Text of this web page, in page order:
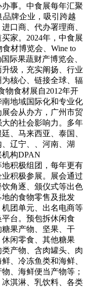
事。中食展每年汇聚
品牌企业，吸引跨越
口商、代办署理商、
家。2024年，中食展
材博览会、Wine to
际果蔬财产博览会、
级，充实阐扬、行业
核心、链接全球、辐
物食材展自2012年开
地域国际化和专业化
会从办方，广州市贸
的社会影响力。多年
、马来西亚、泰国、
辽宁、、河南、湖
构DPAN
积极组团，每年更有
积极参展。展会通过
角逐、颁仪式等出色
的食物零售及批发
团单元、出名电商等
台。预包拆休闲食
果产物、坚果、干
闲零食、其他糖果
产物、含肉罐头、肉
、冷冻鱼类和海鲜、
、海鲜便当产物等；
淇淋、乳饮料、各类